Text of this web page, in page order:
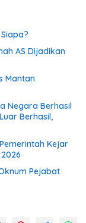
AS Dijadikan
Mantan
Negara Berhasil
Berhasil,
Kejar
Pejabat